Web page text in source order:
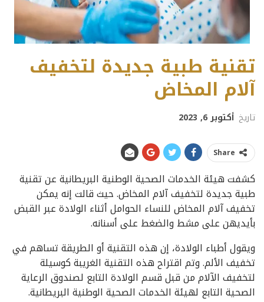
تقنية طبية جديدة لتخفيف
آلام المخاض
تاريخ أكتوبر 6, 2023
Share
كشفت هيئة الخدمات الصحية الوطنية البريطانية عن تقنية
طبية جديدة لتخفيف آلام المخاض. حيث قالت إنه يمكن
تخفيف آلام المخاض للنساء الحوامل أثناء الولادة عبر القبض
بأيديهن على مشط والضغط على أسنانه.
ويقول أطباء الولادة، إن هذه التقنية أو الطريقة تساهم في
تخفيف الألم. وتم اقتراح هذه التقنية الغريبة كوسيلة
لتخفيف الآلام من قبل قسم الولادة التابع لصندوق الرعاية
الصحية التابع لهيئة الخدمات الصحية الوطنية البريطانية.